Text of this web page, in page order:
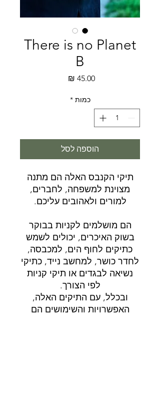
There is no Planet
B
‏45.00 ‏₪
כמות *
הוספה לסל
תיקי הקנבס האלה הם מתנה
מצוינת למשפחה, לחברים,
למורים ולאהובים עליכם.
הם מושלמים לקניות בבוקר
בשוק האיכרים, יכולים לשמש
כתיקים לחוף הים, למכבסה,
לחדר כושר, למחשב נייד, כתיקי
נשיאה לבגדים או תיקי קניות
לפי הצורך.
ובכלל, עם התיקים האלה,
האפשרויות והשימושים הם